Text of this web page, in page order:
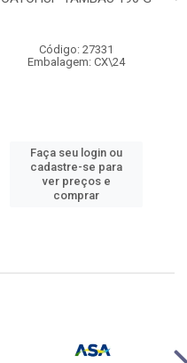
Código: 27331
Embalagem: CX\24
Faça seu login ou
cadastre-se para
ver preços e
comprar